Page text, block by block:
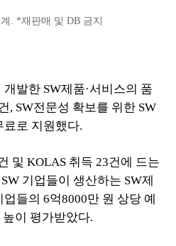
. *재판매 및 DB 금지
발한 SW제품·서비스의 품
, SW전문성 확보를 위한 SW
료로 지원했다.
및 KOLAS 취득 23건에 드는
기업들이 생산하는 SW제
들의 6억8000만 원 상당 예
이 평가받았다.